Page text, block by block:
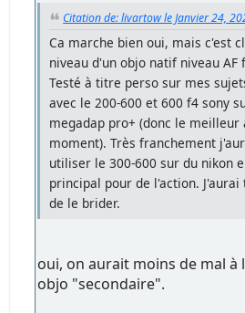
Citation de: livartow le Janvier 24,
Ca marche bien oui, mais c'est
niveau d'un objo natif niveau AF
Testé à titre perso sur mes
avec le 200-600 et 600 f4 sony
megadap pro+ (donc le meilleur
moment). Très franchement
utiliser le 300-600 sur du nikon
principal pour de l'action.
de le brider.
oui, on aurait moins de mal
objo "secondaire".